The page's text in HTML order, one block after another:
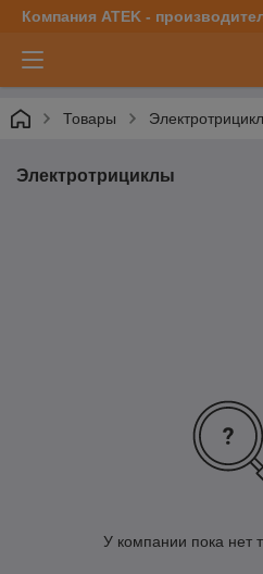
Компания ATEK -
Товары
Электротрициклы
У компании пока нет